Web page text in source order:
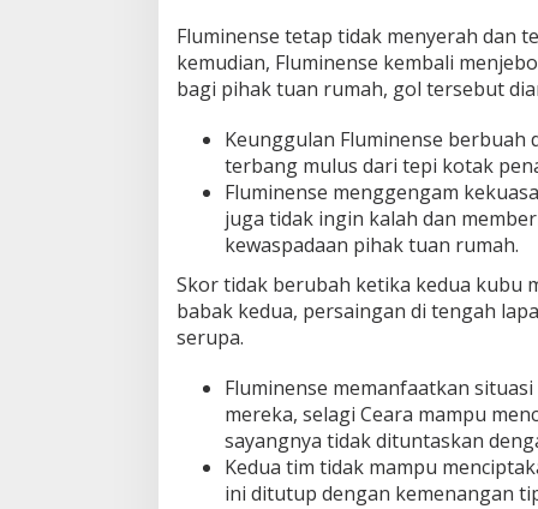
g
e
j
a
P
o
s
i
s
i
i
m
s
a
r
Fluminense tetap tidak menyerah dan
kemudian, Fluminense kembali
bagi pihak tuan rumah, gol tersebut
Keunggulan Fluminense berbuah
terbang mulus dari tepi kotak
Fluminense menggengam
juga tidak ingin kalah dan
kewaspadaan pihak tuan rumah.
Skor tidak berubah ketika kedua kubu
babak kedua, persaingan di tengah
serupa.
Fluminense memanfaatkan
mereka, selagi Ceara mampu
sayangnya tidak dituntaskan
Kedua tim tidak mampu
ini ditutup dengan kemenangan